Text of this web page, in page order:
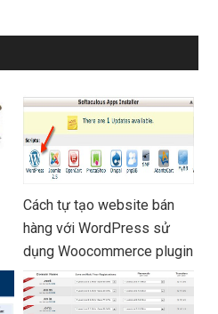
Cách tự tạo website bán
hàng với WordPress sử
dụng Woocommerce plugin